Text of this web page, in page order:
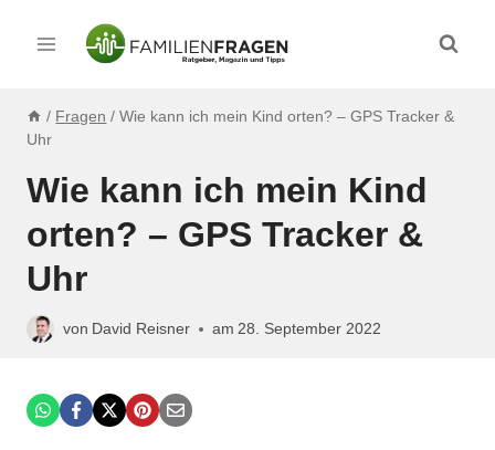
Inhalt
/ Fragen / Wie kann ich mein Kind orten? – GPS Tracker &
Uhr
Wie kann ich mein Kind
orten? – GPS Tracker &
Uhr
von David Reisner am 28. September 2022